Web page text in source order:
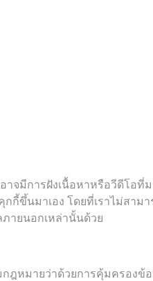
จมีการฝังเนื้อหาหรือวีดีโอที่ม
กี้ขึ้นมาเอง โดยที่เราไม่สา
ายนอกเหล่านั้นด้วย
กฎหมายว่าด้วยการคุ้มครอง